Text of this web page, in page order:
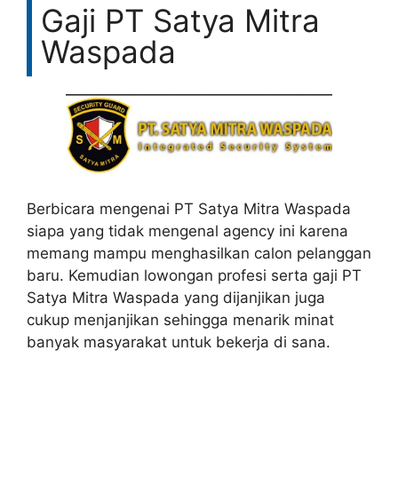
Gaji PT Satya Mitra
Waspada
Berbicara mengenai PT Satya Mitra Waspada
siapa yang tidak mengenal agency ini karena
memang mampu menghasilkan calon pelanggan
baru. Kemudian lowongan profesi serta gaji PT
Satya Mitra Waspada yang dijanjikan juga
cukup menjanjikan sehingga menarik minat
banyak masyarakat untuk bekerja di sana.